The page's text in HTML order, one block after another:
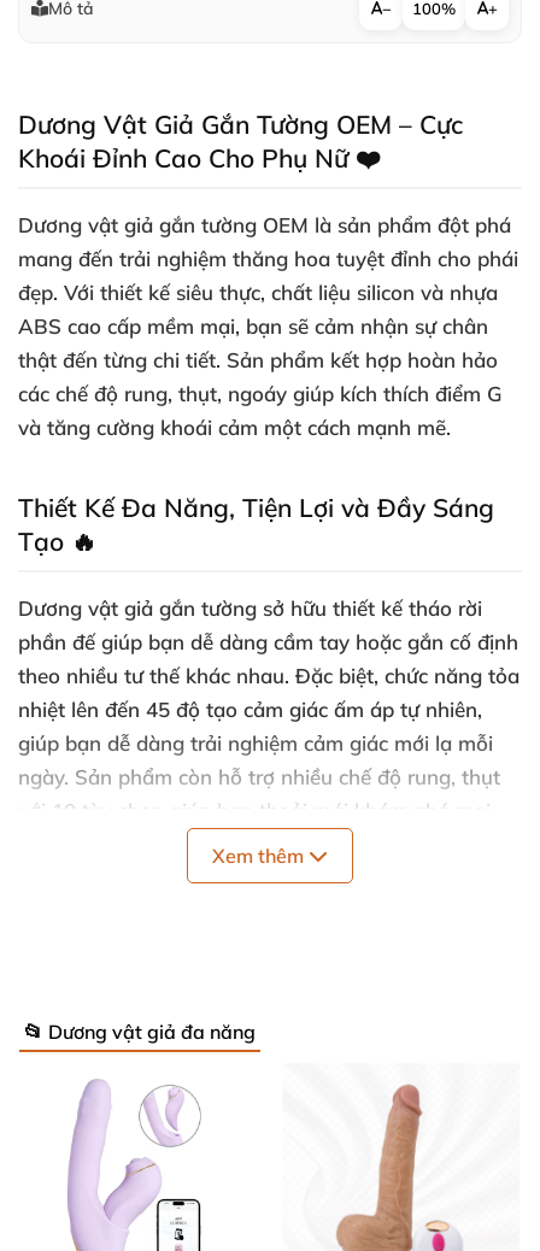
Mô tả − 100% +
Dương Vật Giả Gắn Tường OEM – Cực
Khoái Đỉnh Cao Cho Phụ Nữ ❤️
Dương vật giả gắn tường OEM là sản phẩm đột phá
mang đến trải nghiệm thăng hoa tuyệt đỉnh cho phái
đẹp. Với thiết kế siêu thực, chất liệu silicon và nhựa
ABS cao cấp mềm mại, bạn sẽ cảm nhận sự chân
thật đến từng chi tiết. Sản phẩm kết hợp hoàn hảo
các chế độ rung, thụt, ngoáy giúp kích thích điểm G
và tăng cường khoái cảm một cách mạnh mẽ.
Thiết Kế Đa Năng, Tiện Lợi và Đầy Sáng
Tạo 🔥
Dương vật giả gắn tường sở hữu thiết kế tháo rời
phần đế giúp bạn dễ dàng cầm tay hoặc gắn cố định
theo nhiều tư thế khác nhau. Đặc biệt, chức năng tỏa
nhiệt lên đến 45 độ tạo cảm giác ấm áp tự nhiên,
giúp bạn dễ dàng trải nghiệm cảm giác mới lạ mỗi
ngày. Sản phẩm còn hỗ trợ nhiều chế độ rung, thụt
với 10 tùy chọn giúp bạn thoải mái khám phá mọi
Chiều dài sử dụng: 14cm
Đường kính rộng: 3.4cm
Chất liệu: nhựa ABS và silicon mềm mại cao cấp
Chức năng: Rung + Thụt + Ngoáy với 10 chế độ
Xem thêm
📂 Dương vật giả đa năng